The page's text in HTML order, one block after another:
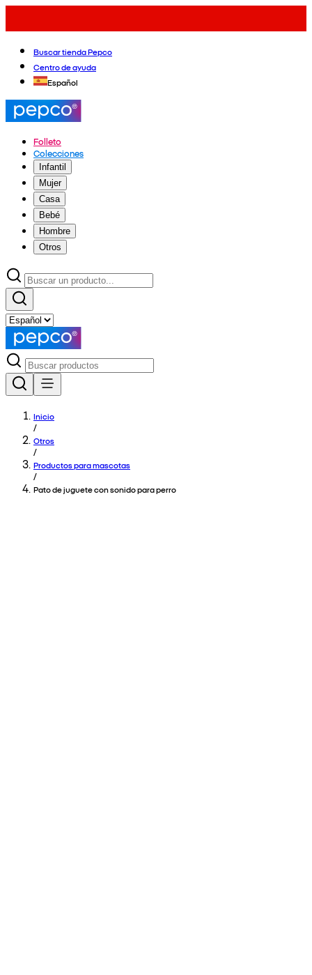
Buscar tienda Pepco
Centro de ayuda
Español
Folleto
Colecciones
Infantil
Mujer
Casa
Bebé
Hombre
Otros
Inicio
/
Otros
/
Productos para mascotas
/
Pato de juguete con sonido para perro